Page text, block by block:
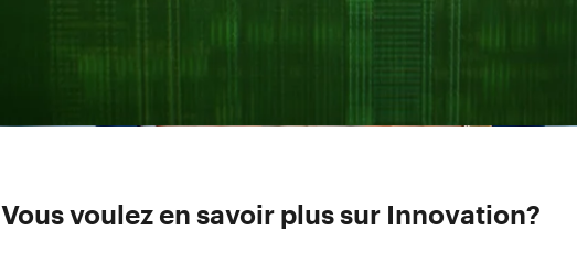
Vous voulez en savoir plus sur Innovation?